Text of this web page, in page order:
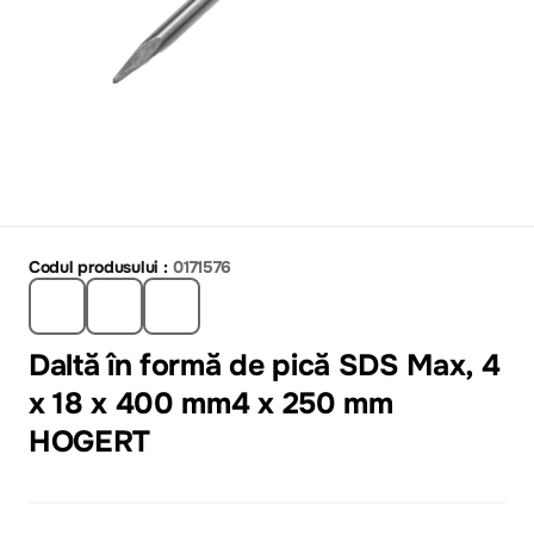
Codul produsului : 0171576
Daltă în formă de pică SDS Max, 4
x 18 x 400 mm4 x 250 mm
HOGERT